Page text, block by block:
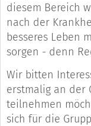
diesem Bereich
nach der
besseres Leben
sorgen - denn
Wir bitten
erstmalig an der
teilnehmen
sich für die